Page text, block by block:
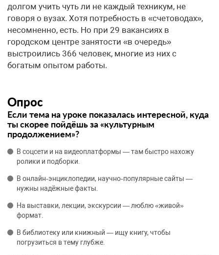
долгом учить чуть ли не каждый техникум, не
говоря о вузах. Хотя потребность в «счетоводах»,
несомненно, есть. Но при 29 вакансиях в
городском центре занятости «в очередь»
выстроились 366 человек, многие из них с
богатым опытом работы.
Опрос
Если тема на уроке показалась интересной, куда
ты скорее пойдёшь за «культурным
продолжением»?
В соцсети и на видеоплатформы — там быстро нахожу
ролики и подборки.
В онлайн‑энциклопедии, научно‑популярные сайты —
нужны надёжные факты.
На выставки, лекции, экскурсии — люблю «живой»
формат.
В библиотеку или книжный — ищу книгу, чтобы
погрузиться в тему глубже.